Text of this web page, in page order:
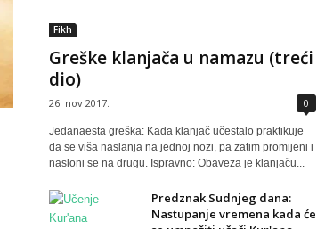
Fikh
Greške klanjača u namazu (treći
dio)
26. nov 2017. 0
Jedanaesta greška: Kada klanjač učestalo praktikuje
da se viša naslanja na jednoj nozi, pa zatim promijeni i
nasloni se na drugu. Ispravno: Obaveza je klanjaču...
Predznak Sudnjeg dana:
Nastupanje vremena kada će